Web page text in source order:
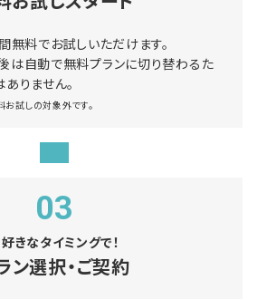
料でお試しいただけます。
は自動で無料プランに切り替わるた
りません。
試しの対象外です。
03
きなタイミングで！
ン選択・ご契約